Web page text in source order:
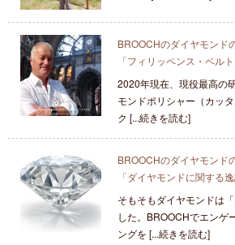
BROOCHのダイヤモンド
「フィリッペンス・ベルト
2020年現在、現役最高の
モンドポリシャー（カッ
ク [...続きを読む]
BROOCHのダイヤモンド
「ダイヤモンドに関する逸
そもそもダイヤモンドは
した。BROOCHでエンゲ
ングを [...続きを読む]